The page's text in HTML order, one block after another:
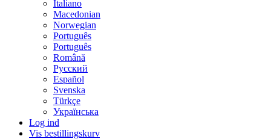
Italiano
Macedonian
Norwegian
Português
Português
Română
Русский
Español
Svenska
Türkçe
Українська
Log ind
Vis bestillingskurv